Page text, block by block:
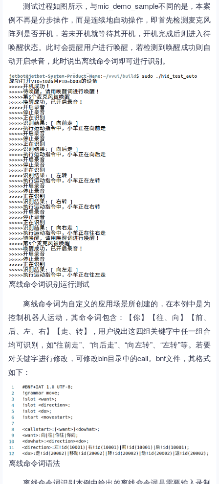
测试过程如图所示，与mic_demo_sample不同的是，本案
例不再是分步操作，而是连续地自动操作，即首先检测麦克风
阵列是否开机，若未开机就等待其开机，开机完成后则进入待
唤醒状态。此时会提醒用户进行唤醒，若检测到唤醒成功则自
动开启录音，此时说出离线命令词即可进行识别。
离线命令词识别运行测试
离线命令词为自定义的应用场景所创建的，在本例中是为
控制机器人运动，其命令词包含：【你】【往、向】【前、
后、左、右】【走、转】，用户说出这四组关键字中任一组合
均可识别，如“往前走”、“向后走”、“向左转”、“左转”等。若要
对关键字进行修改，可修改bin目录中的call。bnf文件，其格式
如下：
离线命令词语法